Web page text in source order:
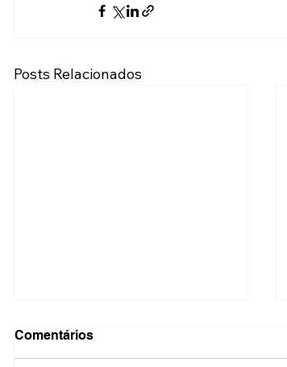
Posts Relacionados
Comentários